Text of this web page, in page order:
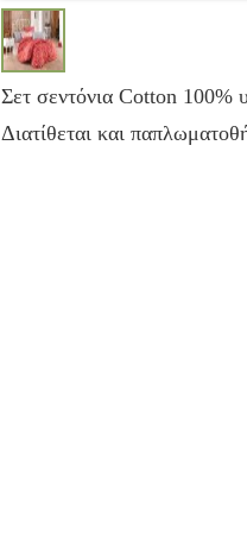
Σετ σεντόνια Cotton 100%
Διατίθεται και